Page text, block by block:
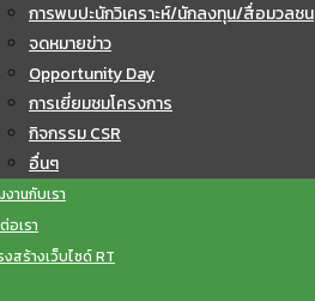
การพบปะนักวิเคราะห์/นักลงทุน/สื่อมวลชน
จดหมายข่าว
Opportunity Day
การเยี่ยมชมโครงการ
กิจกรรม CSR
อื่นๆ
งานกับเรา
อเรา
งสร้างเว็บไซด์ RT